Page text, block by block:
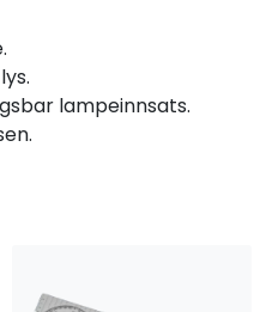
lampeinnsats.